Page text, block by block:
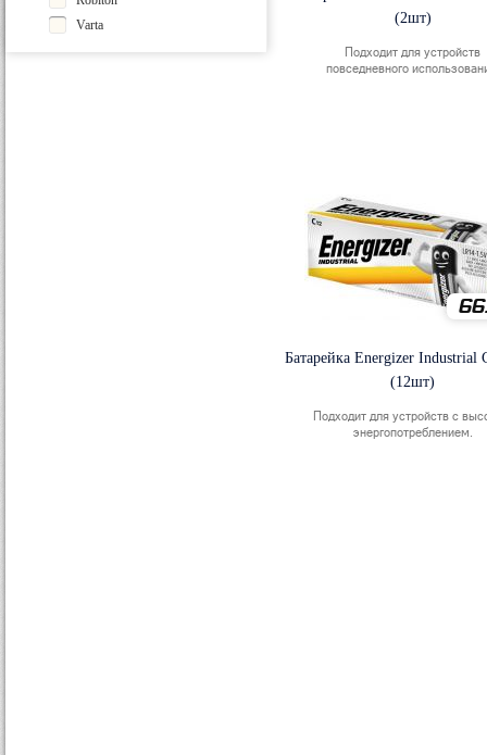
Varta
(2шт)
Подходит для устройств
повседневного
Батарейка Energizer Industrial
(12шт)
Подходит для устройств с
энергопотреблением.